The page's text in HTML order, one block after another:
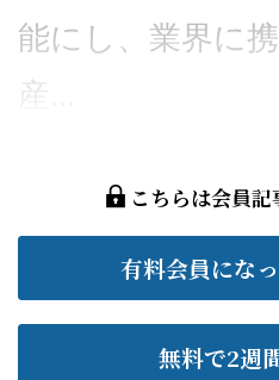
能にし、業界に
産...
こちらは会員記
有料会員にな
無料で2週